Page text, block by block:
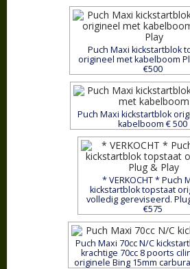
Puch Maxi kickstartblok
origineel met kabelboom
€500
Puch Maxi kickstartblok
kabelboom € 500
* VERKOCHT * Puch
kickstartblok topstaat
volledig gereviseerd.
€575
Puch Maxi 70cc N/C
krachtige 70cc 8 poorts
originele Bing 15mm